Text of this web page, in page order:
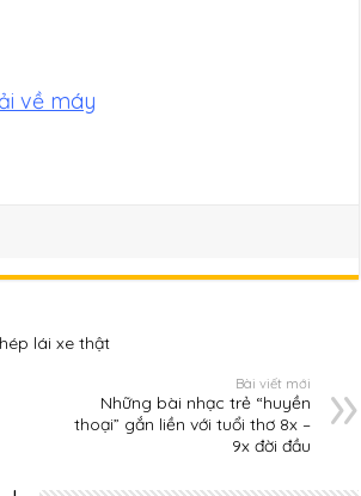
về máy
lái xe thật
Bài viết mới
Những bài nhạc trẻ “huyền
thoại” gắn liền với tuổi thơ 8x –
9x đời đầu